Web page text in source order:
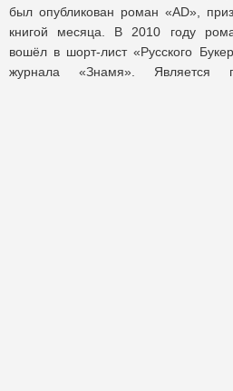
был опубликован роман «AD»,
книгой месяца. В 2010 году
вошёл в шорт-лист «Русского
журнала «Знамя». Является